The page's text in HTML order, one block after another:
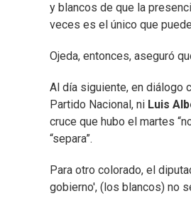
y blancos de que la
veces es el único que
Ojeda, entonces, aseguró
Al día siguiente, en diálogo
Partido Nacional, ni Luis
cruce que hubo el martes
“separa”.
Para otro colorado, el
gobierno', (los blancos) no